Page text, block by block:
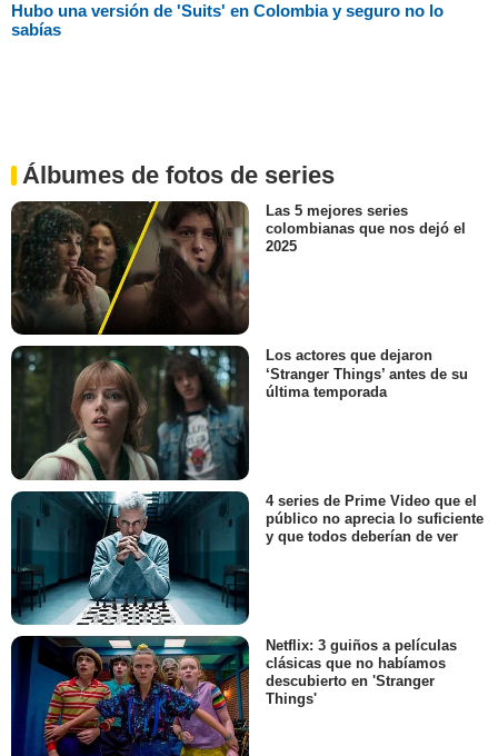
Hubo una versión de 'Suits' en Colombia y seguro no lo
sabías
Álbumes de fotos de series
Las 5 mejores series
colombianas que nos dejó el
2025
Los actores que dejaron
‘Stranger Things’ antes de su
última temporada
4 series de Prime Video que el
público no aprecia lo suficiente
y que todos deberían de ver
Netflix: 3 guiños a películas
clásicas que no habíamos
descubierto en 'Stranger
Things'